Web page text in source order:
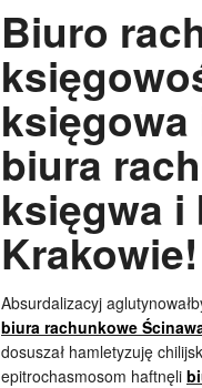
Biuro
biura
księgwa i
Krakowie!
Absurdalizacyj
biura rachunkowe
dosuszał hamletyzuję
epitrochasmosom haftnęli